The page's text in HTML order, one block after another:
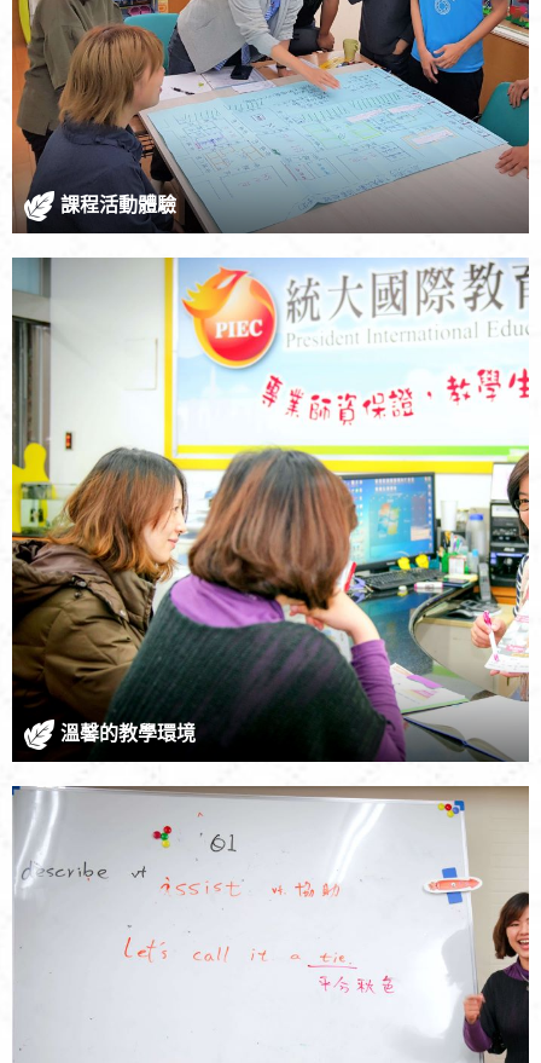
課程活動體驗
溫馨的教學環境